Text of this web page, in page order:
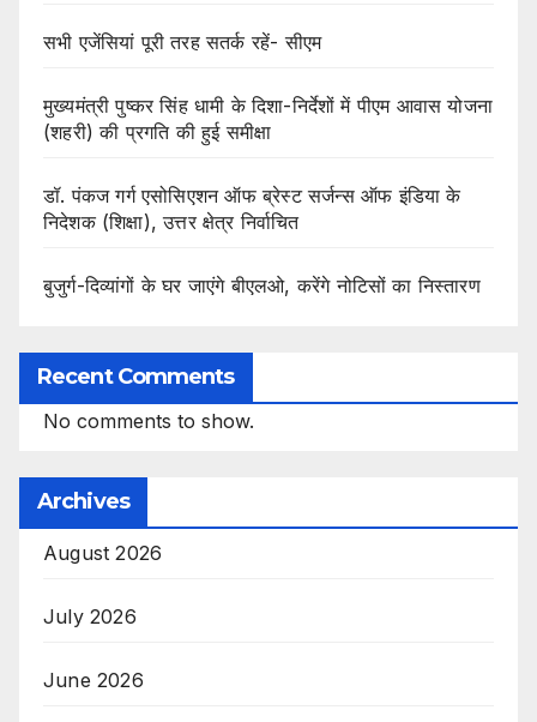
सभी एजेंसियां पूरी तरह सतर्क रहें- सीएम
मुख्यमंत्री पुष्कर सिंह धामी के दिशा-निर्देशों में पीएम आवास योजना
(शहरी) की प्रगति की हुई समीक्षा
डॉ. पंकज गर्ग एसोसिएशन ऑफ ब्रेस्ट सर्जन्स ऑफ इंडिया के
निदेशक (शिक्षा), उत्तर क्षेत्र निर्वाचित
बुजुर्ग-दिव्यांगों के घर जाएंगे बीएलओ, करेंगे नोटिसों का निस्तारण
Recent Comments
No comments to show.
Archives
August 2026
July 2026
June 2026